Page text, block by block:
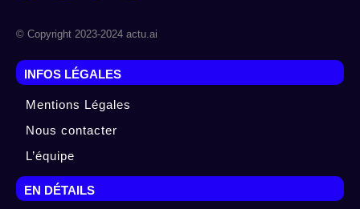
© Copyright 2023-2024 actu.ai
INFOS LÉGALES
Mentions Légales
Nous contacter
L’équipe
EN DÉTAILS